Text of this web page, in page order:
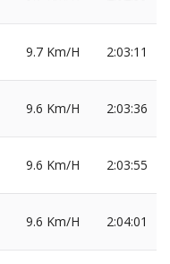
9.7 Km/H 2:03:11
9.6 Km/H 2:03:36
9.6 Km/H 2:03:55
9.6 Km/H 2:04:01